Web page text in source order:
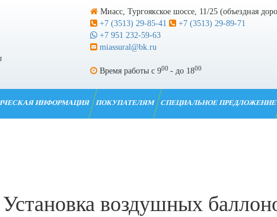
Миасс, Тургоякское шоссе, 11/25 (объездная
+7 (3513) 29-85-41
+7 (3513) 29-89-71
+7 951 232-59-63
miassural@bk.ru
Время работы с 900 - до 1800
ИНФОРМАЦИЯ ПОКУПАТЕЛЯМ СПЕЦИАЛЬНОЕ ПРЕДЛОЖЕНИЕ
Установка воздушных